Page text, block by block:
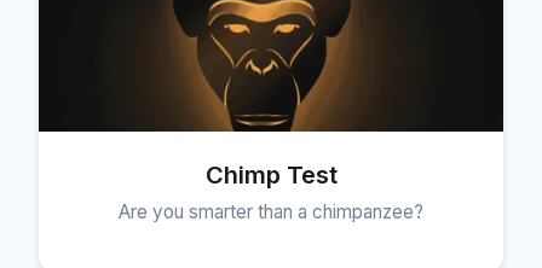
Chimp Test
Are you smarter than a chimpanzee?